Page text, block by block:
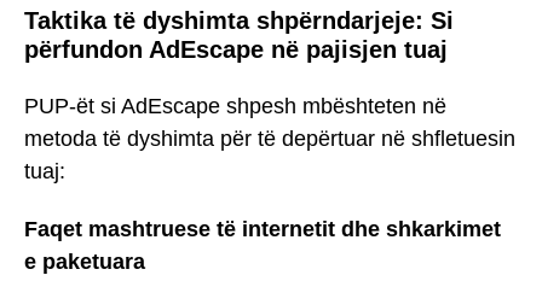
Taktika të dyshimta shpërndarjeje: Si
përfundon AdEscape në pajisjen tuaj
PUP-ët si AdEscape shpesh mbështeten në
metoda të dyshimta për të depërtuar në shfletuesin
tuaj:
Faqet mashtruese të internetit dhe shkarkimet
e paketuara